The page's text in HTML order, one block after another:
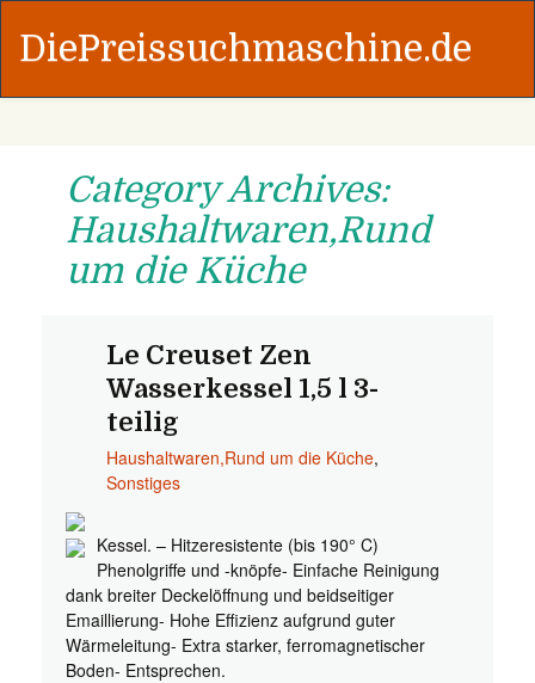
DiePreissuchmaschine.de
Category Archives:
Haushaltwaren,Rund
um die Küche
Le Creuset Zen
Wasserkessel 1,5 l 3-
teilig
Haushaltwaren,Rund um die Küche,
Sonstiges
Kessel. – Hitzeresistente (bis 190° C)
Phenolgriffe und -knöpfe- Einfache Reinigung
dank breiter Deckelöffnung und beidseitiger
Emaillierung- Hohe Effizienz aufgrund guter
Wärmeleitung- Extra starker, ferromagnetischer
Boden- Entsprechen.